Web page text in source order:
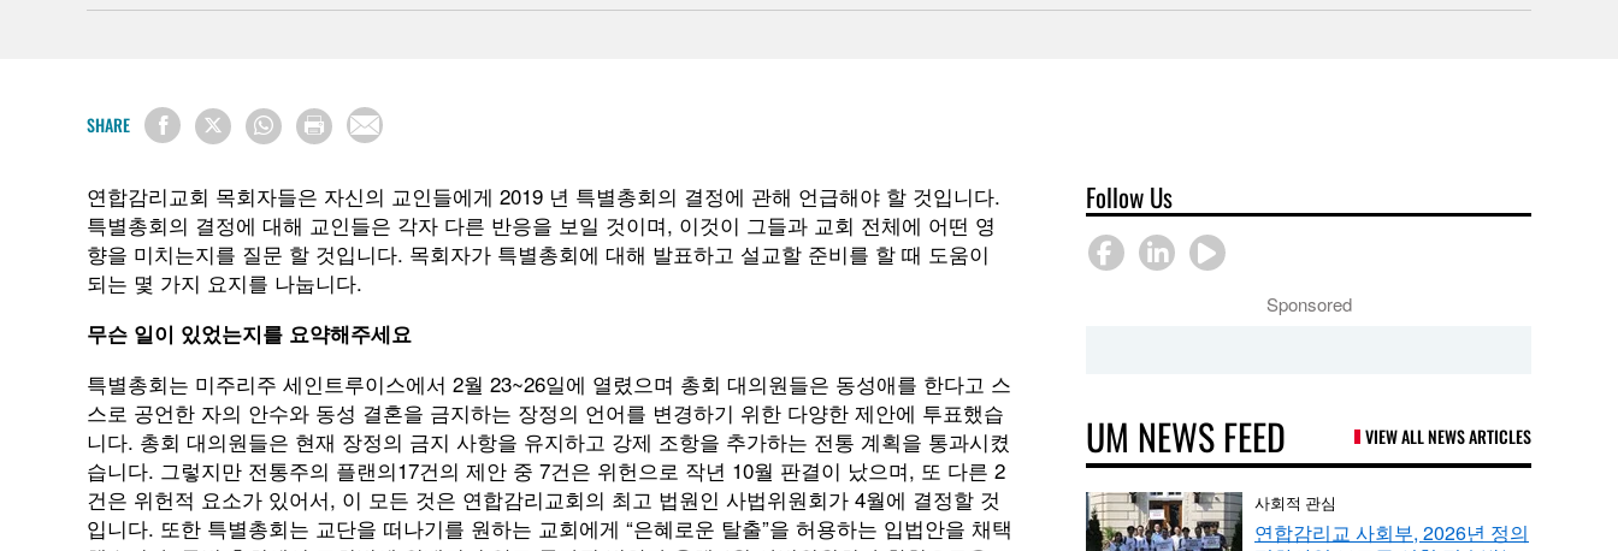
SHARE
연합감리교회 목회자들은 자신의 교인들에게 2019 년 특별총회의 결정에 관해 언급해야 할 것입니다.
특별총회의 결정에 대해 교인들은 각자 다른 반응을 보일 것이며, 이것이 그들과 교회 전체에 어떤 영
향을 미치는지를 질문 할 것입니다. 목회자가 특별총회에 대해 발표하고 설교할 준비를 할 때 도움이
되는 몇 가지 요지를 나눕니다.
무슨 일이 있었는지를 요약해주세요
특별총회는 미주리주 세인트루이스에서 2월 23~26일에 열렸으며 총회 대의원들은 동성애를 한다고 스
스로 공언한 자의 안수와 동성 결혼을 금지하는 장정의 언어를 변경하기 위한 다양한 제안에 투표했습
니다. 총회 대의원들은 현재 장정의 금지 사항을 유지하고 강제 조항을 추가하는 전통 계획을 통과시켰
습니다. 그렇지만 전통주의 플랜의17건의 제안 중 7건은 위헌으로 작년 10월 판결이 났으며, 또 다른 2
건은 위헌적 요소가 있어서, 이 모든 것은 연합감리교회의 최고 법원인 사법위원회가 4월에 결정할 것
입니다. 또한 특별총회는 교단을 떠나기를 원하는 교회에게 “은혜로운 탈출”을 허용하는 입법안을 채택
Follow Us
Sponsored
UM NEWS FEED VIEW ALL NEWS ARTICLES
사회적 관심
연합감리교 사회부, 2026년 정의